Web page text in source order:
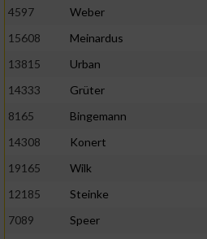
4597
Weber
15608
Meinardus
13815
Urban
14333
Grüter
8165
Bingemann
14308
Konert
19165
Wilk
12185
Steinke
7089
Speer